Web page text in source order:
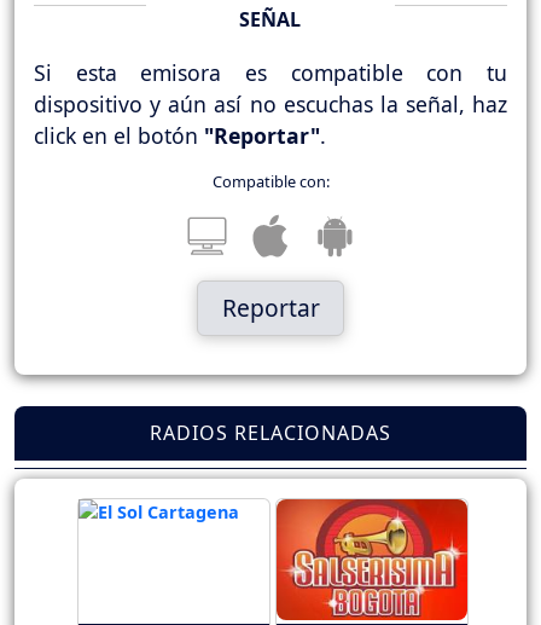
SEÑAL
Si esta emisora es compatible con tu
dispositivo y aún así no escuchas la señal, haz
click en el botón "Reportar".
Compatible con:
Reportar
RADIOS RELACIONADAS